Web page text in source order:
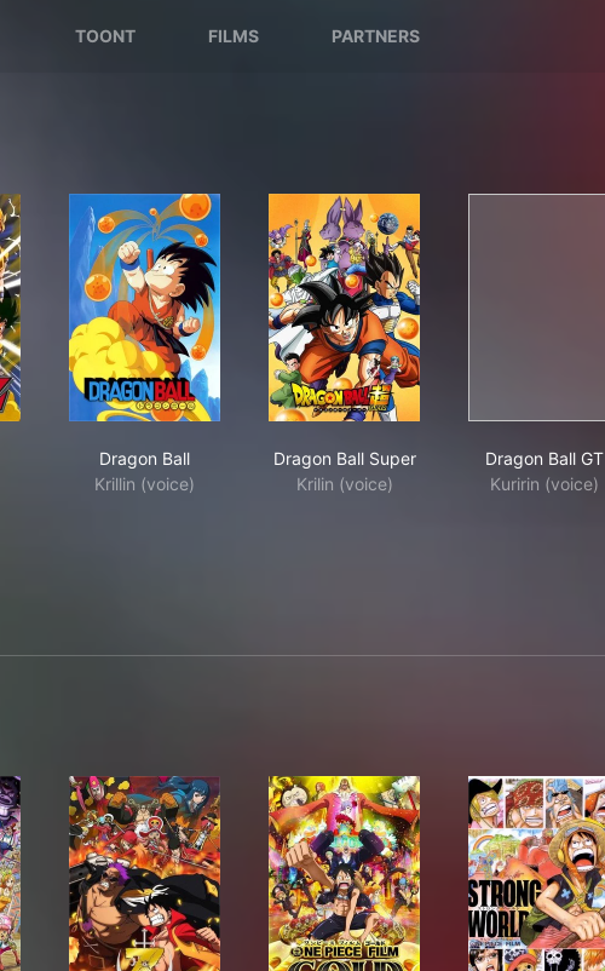
TOONT FILMS PARTNERS
Dragon Ball
Krillin (voice)
Dragon Ball Super
Krilin (voice)
Dragon Ball GT
Kuririn (voice)